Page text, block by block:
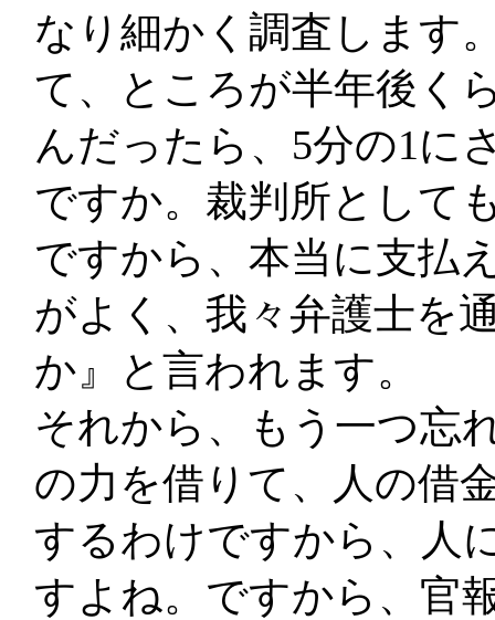
なり細かく調査します
て、ところが半年後く
んだったら、5分の1に
ですか。裁判所として
ですから、本当に支払
がよく、我々弁護士を
か』と言われます。
それから、もう一つ忘
の力を借りて、人の借
するわけですから、人
すよね。ですから、官